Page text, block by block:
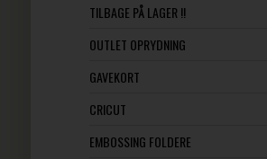
TILBAGE PÅ LAGER !!
OUTLET OPRYDNING
GAVEKORT
CRICUT
EMBOSSING FOLDERE